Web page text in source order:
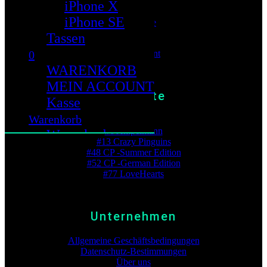
iPhone X
iPhone SE
Tassen
0
WARENKORB
MEIN ACCOUNT
Kasse
Warenkorb
Warenkorb
Mein Konto
Warenkorb
Wunschliste
Mein Account
Zeitleiste
#6 Ampelmann
#13 Crazy Pinguins
#48 CP -Summer Edition
#52 CP -German Edition
#77 LoveHearts
Unternehmen
Allgemeine Geschäftsbedingungen
Datenschutz-Bestimmungen
Über uns